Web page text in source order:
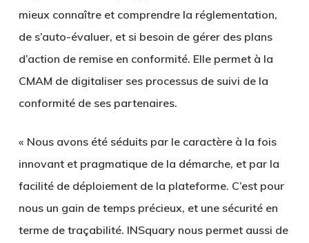
mieux connaître et comprendre la réglementation,
de s’auto-évaluer, et si besoin de gérer des plans
d’action de remise en conformité. Elle permet à la
CMAM de digitaliser ses processus de suivi de la
conformité de ses partenaires.
« Nous avons été séduits par le caractère à la fois
innovant et pragmatique de la démarche, et par la
facilité de déploiement de la plateforme. C’est pour
nous un gain de temps précieux, et une sécurité en
terme de traçabilité. INSquary nous permet aussi de